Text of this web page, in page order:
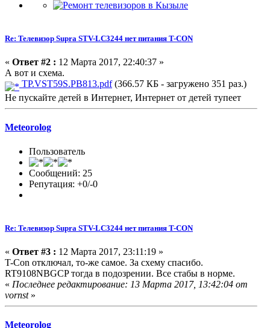
Re: Телевизор Supra STV-LC3244 нет питания T-CON
« Ответ #2 : 12 Марта 2017, 22:40:37 »
А вот и схема.
TP.VST59S.PB813.pdf(366.57 КБ - загружено 351 раз.)
Не пускайте детей в Интернет, Интернет от детей тупеет
Meteorolog
Пользователь
Сообщений: 25
Репутация: +0/-0
Re: Телевизор Supra STV-LC3244 нет питания T-CON
« Ответ #3 : 12 Марта 2017, 23:11:19 »
T-Con отключал, то-же самое. За схему спасибо.
RT9108NBGCP тогда в подозрении. Все стабы в норме.
« Последнее редактирование: 13 Марта 2017, 13:42:04 от
vornst»
Meteorolog